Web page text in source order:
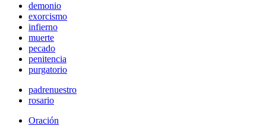
demonio
exorcismo
infierno
muerte
pecado
penitencia
purgatorio
padrenuestro
rosario
Oración